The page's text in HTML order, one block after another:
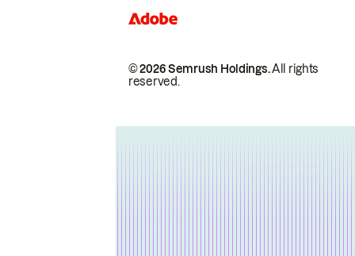
© 2026 Semrush Holdings.All rights
reserved.